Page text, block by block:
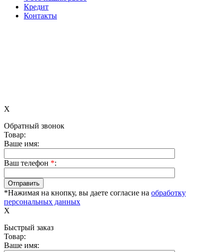
Кредит
Контакты
X
Обратный звонок
Товар:
Ваше имя:
Ваш телефон *:
*Нажимая на кнопку, вы даете согласие на обработку
персональных данных
X
Быстрый заказ
Товар:
Ваше имя: